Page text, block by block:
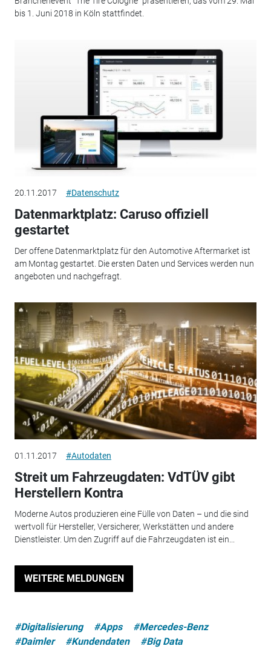
bis 1. Juni 2018 in Köln stattfindet.
20.11.2017 #Datenschutz
Datenmarktplatz: Caruso offiziell
gestartet
Der offene Datenmarktplatz für den Automotive Aftermarket ist
am Montag gestartet. Die ersten Daten und Services werden nun
angeboten und nachgefragt.
01.11.2017 #Autodaten
Streit um Fahrzeugdaten: VdTÜV gibt
Herstellern Kontra
Moderne Autos produzieren eine Fülle von Daten – und die sind
wertvoll für Hersteller, Versicherer, Werkstätten und andere
Dienstleister. Um den Zugriff auf die Fahrzeugdaten ist ein...
WEITERE MELDUNGEN
#Digitalisierung #Apps
#Mercedes-Benz
#Daimler
#Kundendaten
#Big Data